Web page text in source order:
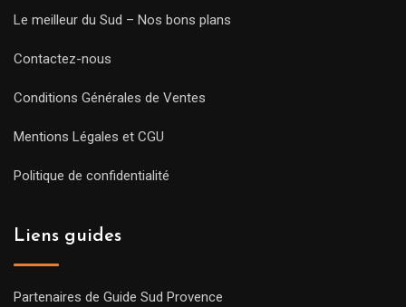
Le meilleur du Sud – Nos bons plans
Contactez-nous
Conditions Générales de Ventes
Mentions Légales et CGU
Politique de confidentialité
Liens guides
Partenaires de Guide Sud Provence